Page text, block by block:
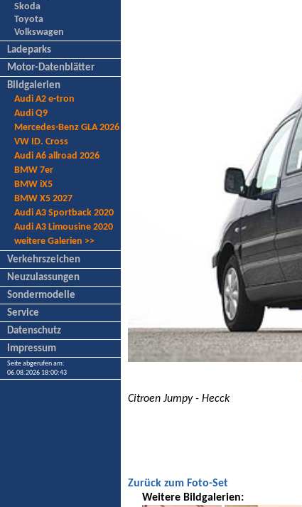
Skoda
Toyota
Volkswagen
Ladeparks
Motor-Datenblätter
Bildgalerien
Audi A2 e-tron
Audi Q9
Mercedes-Benz GLA 2026
VW ID. Cross
Audi A6 allroad 2026
BMW 7er
BMW iX5
BMW X5 2027
Audi A3 Sportback 2020
Audi A3 Limousine 2020
weitere Galerien >>
Verkehrszeichen
Neuzulassungen
Sondermodelle
Service
Datenschutz
Impressum
Seite abgerufen am:
06.08.2026 18:00:43
Citroen Jumpy - Hecck
Zurück zum Foto-Set
Weitere Bildgalerien: